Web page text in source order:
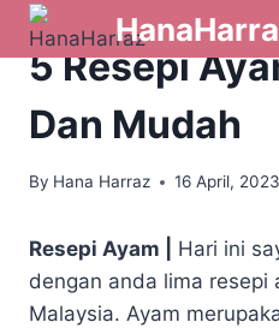
AYAM, DAGING & TELUR |
5 Resepi
Dan Mudah
By Hana Harraz 16 April, 2023
Resepi Ayam |
Hari ini
dengan anda lima resepi
Malaysia. Ayam